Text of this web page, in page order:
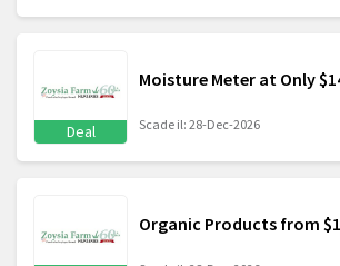
Deal
Moisture Meter at Only
Scade il: 28-Dec-2026
Organic Products from